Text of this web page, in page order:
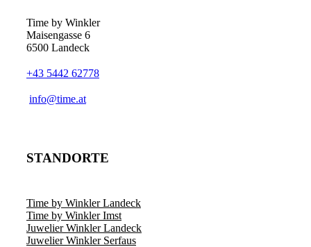
Time by Winkler
Maisengasse 6
6500 Landeck
+43 5442 62778
­info@time.at
STANDORTE
Time by Winkler Landeck
Time by Winkler Imst
Juwelier Winkler Landeck
Juwelier Winkler Serfaus